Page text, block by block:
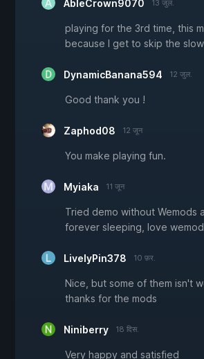
AbleCrown9070 13 जुल.
playing for the 3rd time, this
because I get to skip the
DynamicBanana594 12 जुल.
Good thank you !
Zaphod08 12 जून
You make playing fun.
Myiaka 11 जून
Tried demo without Wemods
forever sleeping, love
LivelyPin378 10 फ़र.
Nice, but some of them isn't
thanks for the mods
Niniberry 18 दिस.
Very happy and satisfied